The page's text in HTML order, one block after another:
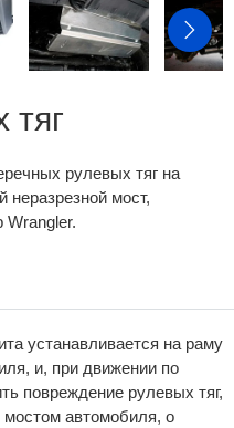
тяг
рулевых тяг на
мост,
Wrangler.
устанавливается на раму
и, при движении по
повреждение рулевых тяг,
автомобиля, о